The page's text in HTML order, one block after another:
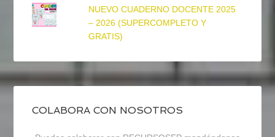
NUEVO CUADERNO DOCENTE 2025
– 2026 (SUPERCOMPLETO Y
GRATIS)
COLABORA CON NOSOTROS